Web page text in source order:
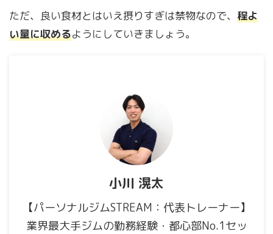
ただ、良い食材とはいえ摂りすぎは禁物なので、 程よ
い量に収めるようにしていきましょう。
小川 滉太
【パーソナルジムSTREAM：代表トレーナー】
業界最大手ジムの勤務経験・都心部No.1セッ